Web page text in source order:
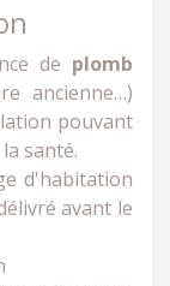
de plomb
ancienne…)
pouvant
santé.
d'habitation
avant le